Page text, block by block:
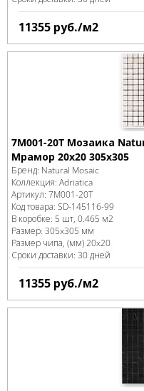
11355 руб./м2
7M001-20T Мозаика
Мрамор 20х20 305х305
Бренд: Natural Mosaic
Коллекция: Adriatica
Артикул: 7M001-20T
Код товара: SD-145116-99
В коробке: 5 шт, 0.465 м2
Размер: 305x305 мм
Размер чипа, (мм)20x20
Сроки доставки: 30 дней
11355 руб./м2